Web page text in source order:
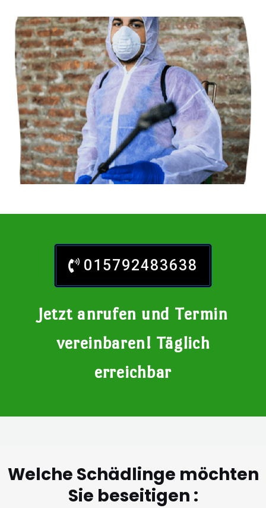
015792483638
Jetzt anrufen und Termin
vereinbaren! Täglich
erreichbar
Welche Schädlinge möchten
Sie beseitigen :